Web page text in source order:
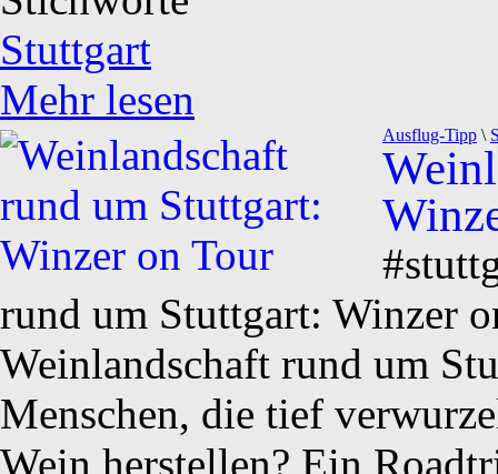
Stuttgart
Mehr lesen
Ausflug-Tipp \
rund um Stuttgart: Winzer
Weinlandschaft rund um
Menschen, die tief
Wein herstellen? Ein